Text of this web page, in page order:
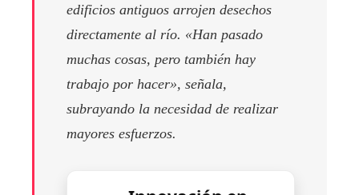
edificios antiguos arrojen desechos
directamente al río. «Han pasado
muchas cosas, pero también hay
trabajo por hacer», señala,
subrayando la necesidad de realizar
mayores esfuerzos.